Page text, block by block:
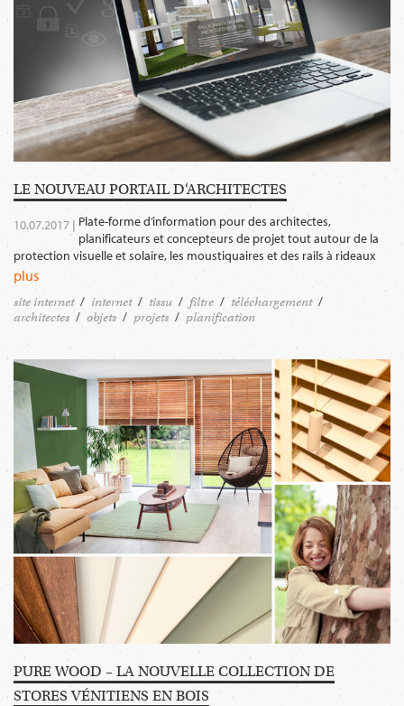
LE NOUVEAU PORTAIL D‘ARCHITECTES
10.07.2017 | Plate-forme d’information pour des architectes,
planificateurs et concepteurs de projet tout autour de la
protection visuelle et solaire, les moustiquaires et des rails à rideaux
plus
site internet internet tissu filtre
téléchargement
architectes
objets projets planification
PURE WOOD – LA NOUVELLE COLLECTION DE
STORES VÉNITIENS EN BOIS